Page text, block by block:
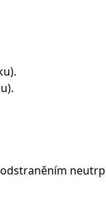
odstraněním